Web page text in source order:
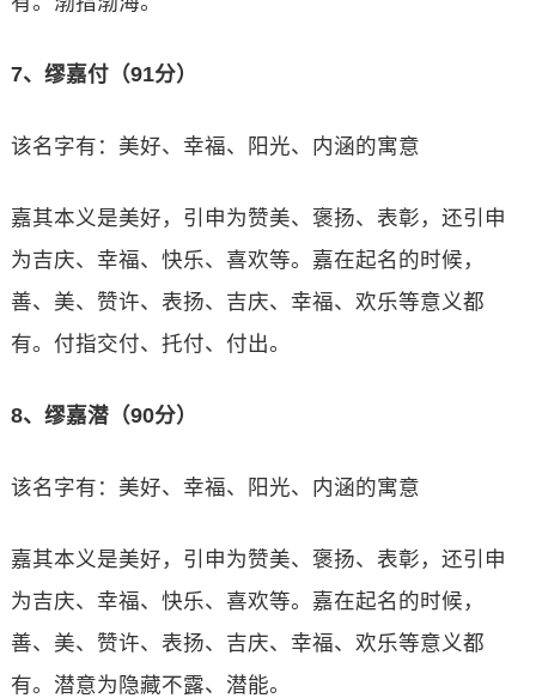
7、缪嘉付（91分）
该名字有：美好、幸福、阳光、内涵的寓意
嘉其本义是美好，引申为赞美、褒扬、表彰，还引申
为吉庆、幸福、快乐、喜欢等。嘉在起名的时候，
善、美、赞许、表扬、吉庆、幸福、欢乐等意义都
有。付指交付、托付、付出。
8、缪嘉潜（90分）
该名字有：美好、幸福、阳光、内涵的寓意
嘉其本义是美好，引申为赞美、褒扬、表彰，还引申
为吉庆、幸福、快乐、喜欢等。嘉在起名的时候，
善、美、赞许、表扬、吉庆、幸福、欢乐等意义都
有。潜意为隐藏不露、潜能。